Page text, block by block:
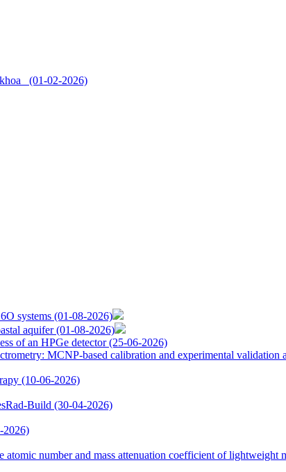
(01-02-2026)
systems (01-08-2026)
aquifer(01-08-2026)
of an HPGe detector(25-06-2026)
MCNP-based calibration and experimental validation
(10-06-2026)
Build (30-04-2026)
2026)
number and mass attenuation coefficient of lightweight